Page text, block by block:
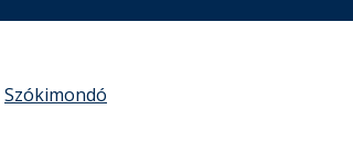
Szókimondó